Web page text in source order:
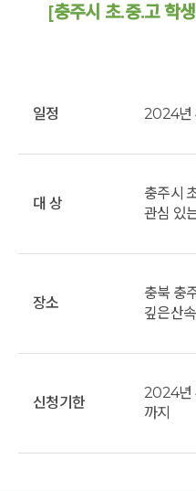
[충주시 초.중.고 학
일정 2024년
대 상
충주시
관심 있
장소
충북 충
깊은산
신청기한
2024년
까지